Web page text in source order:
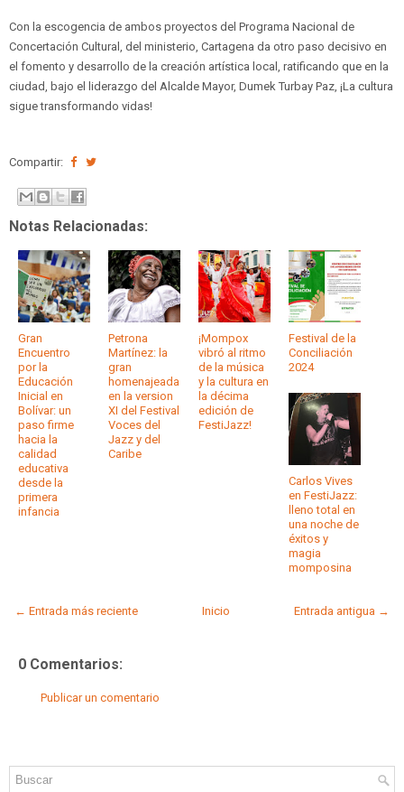
Con la escogencia de ambos proyectos del Programa Nacional de
Concertación Cultural, del ministerio, Cartagena da otro paso decisivo en
el fomento y desarrollo de la creación artística local, ratificando que en la
ciudad, bajo el liderazgo del Alcalde Mayor, Dumek Turbay Paz, ¡La cultura
sigue transformando vidas!
Compartir:
Notas Relacionadas:
Gran
Encuentro
por la
Educación
Inicial en
Bolívar: un
paso firme
hacia la
calidad
educativa
desde la
primera
infancia
Petrona
Martínez: la
gran
homenajeada
en la version
XI del Festival
Voces del
Jazz y del
Caribe
¡Mompox
vibró al ritmo
de la música
y la cultura en
la décima
edición de
FestiJazz!
Festival de la
Conciliación
2024
Carlos Vives
en FestiJazz:
lleno total en
una noche de
éxitos y
magia
momposina
← Entrada más reciente Entrada antigua →
Inicio
0 Comentarios:
Publicar un comentario